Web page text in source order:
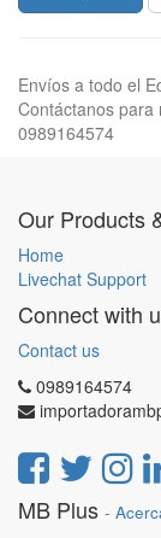
Envíos a todo el
Contáctanos para
0989164574
Our Products
Home
Livechat Support
Connect with
Contact us
0989164574
MB Plus -